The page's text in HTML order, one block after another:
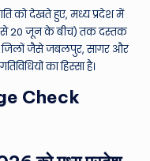
को देखते हुए, मध्य प्रदेश में
से 20 जून के बीच) तक दस्तक
जिलों जैसे जबलपुर, सागर और
का हिस्सा है।
Check